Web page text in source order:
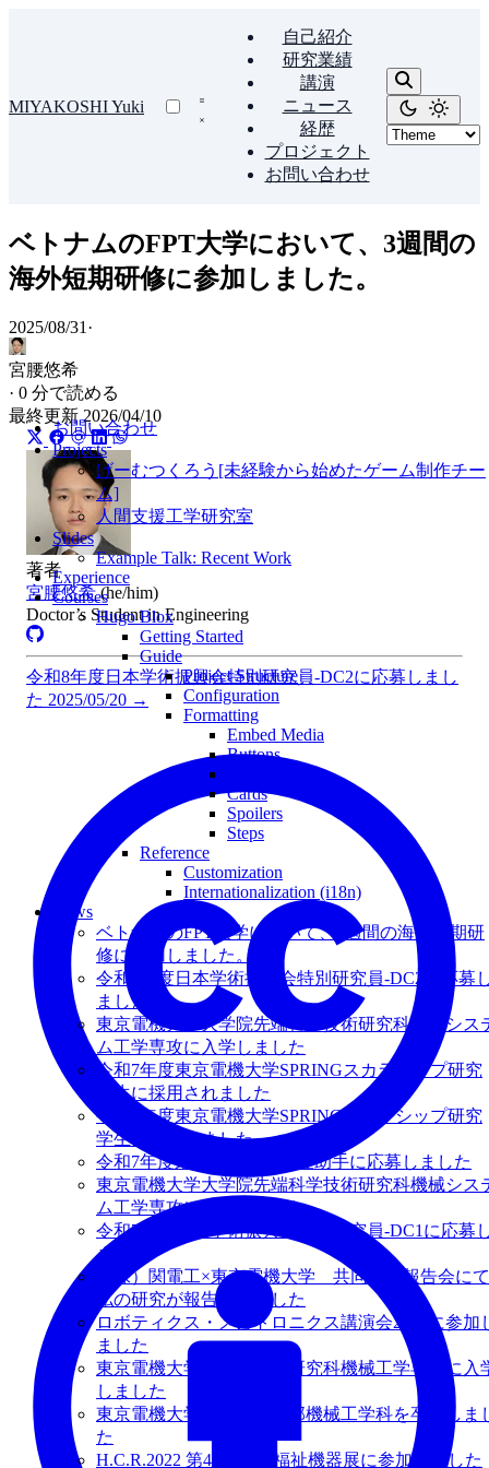
MIYAKOSHI Yuki
自己紹介
研究業績
講演
ニュース
経歴
プロジェクト
お問い合わせ
お問い合わせ
Projects
げーむつくろう[未経験から始めたゲーム制作チー
ム]
人間支援工学研究室
Slides
Example Talk: Recent Work
Experience
Courses
Hugo Blox
Getting Started
Guide
Project Structure
Configuration
Formatting
Embed Media
Buttons
Cards
Spoilers
Steps
Reference
Customization
Internationalization (i18n)
News
ベトナムのFPT大学において、3週間の海外短期研
修に参加しました。
令和8年度日本学術振興会特別研究員-DC2に応募
ました
東京電機大学大学院先端科学技術研究科機械シス
ム工学専攻に入学しました
令和7年度東京電機大学SPRINGスカラシップ研究
学生に採用されました
令和7年度東京電機大学SPRINGスカラシップ研究
学生に応募しました
令和7年度東京電機大学特任助手に応募しました
東京電機大学大学院先端科学技術研究科機械シス
ム工学専攻に合格しました
令和7年度日本学術振興会特別研究員-DC1に応募
ました
（株）関電工×東京電機大学 共同研究報告会にて
私の研究が報告されました
ロボティクス・メカトロニクス講演会2023に参加
ました
東京電機大学大学院工学研究科機械工学専攻に入
しました
東京電機大学工学部第二部機械工学科を卒業しま
た
H.C.R.2022 第49回国際福祉機器展に参加しました
ベトナムのFPT大学において、3週間の
海外短期研修に参加しました。
2025/08/31 ·
宮腰悠希
· 0 分で読める
最終更新2026/04/10
著者
宮腰悠希(he/him)
Doctor’s Student in Engineering
令和8年度日本学術振興会特別研究員-DC2に応募しまし
た 2025/05/20 →